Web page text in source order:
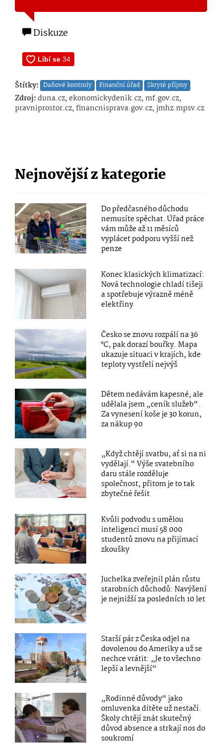
Diskuze
Štítky: Daňové kontroly Finanční úřad Skryté příjmy
Zdroj:duna.cz, ekonomickydenik.cz, mf.gov.cz,
pravniprostor.cz, financnisprava.gov.cz, jmhz.mpsv.cz
Nejnovější z kategorie
Do předčasného důchodu
nemusíte spěchat. Úřad práce
vám může až 11 měsíců
vyplácet podporu vyšší než
penze
Konec klasických klimatizací:
Nová technologie chladí tišeji
a spotřebuje výrazně méně
elektřiny
Česko se znovu rozpálí na 36
°C, pak dorazí bouřky. Mapa
ukazuje situaci v krajích, kde
teploty vystřelí nejvýš
Dětem nedávám kapesné, ale
udělala jsem „ceník služeb“.
Za vynesení koše je 30 korun,
za nákup 90
„Když chtějí svatbu, ať si na ni
vydělají.“ Výše svatebního
daru stále rozděluje
společnost, přitom je to tak
zbytečné řešit
Kvůli podvodu s umělou
inteligencí musí 58 000
studentů znovu na přijímací
zkoušky
Juchelka zveřejnil plán růstu
starobních důchodů: Navýšení
je nejnižší za posledních 10 let
Starší pár z Česka odjel na
dovolenou do Ameriky a už se
nechce vrátit: „Je to všechno
lepší a levnější“
„Rodinné důvody“ jako
omluvenka dítěte už nestačí.
Školy chtějí znát skutečný
důvod absence a strkají nos do
soukromí